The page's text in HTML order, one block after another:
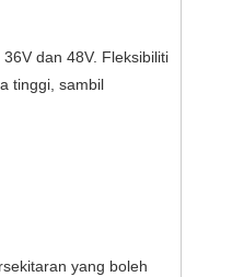
dan 48V. Fleksibiliti
tinggi, sambil
yang boleh